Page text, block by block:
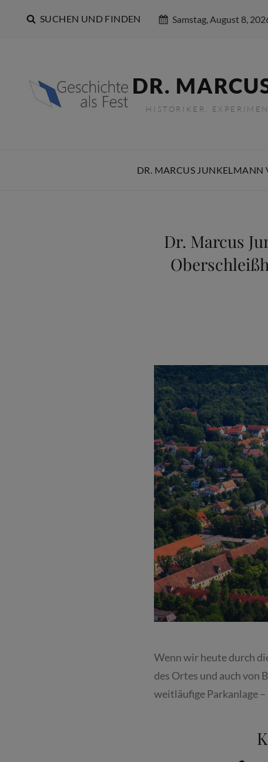
SUCHEN UND FINDEN Samstag, August 8,
DR.
HISTORIKER,
DR. MARCUS JUNKELMANN
Dr. Marcus
Wenn wir heute durch
des Ortes und auch von
weitläufige Parkanlage